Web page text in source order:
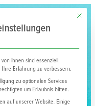
Mit
ihnen sind essenziell,
Erfahrung zu verbessern.
zu optionalen Services
um Erlaubnis bitten.
auf unserer Website. Einige